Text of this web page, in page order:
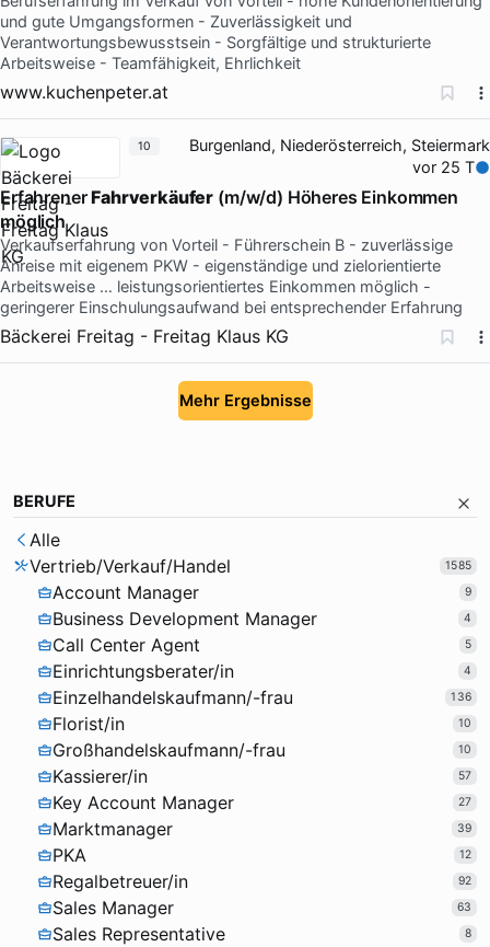
und gute Umgangsformen - Zuverlässigkeit und
Verantwortungsbewusstsein - Sorgfältige und strukturierte
Arbeitsweise - Teamfähigkeit, Ehrlichkeit
www.kuchenpeter.at
Burgenland, Niederösterreich, Steiermark
vor 25 T
ErfahrenerFahrverkäufer (m/w/d) Höheres Einkommen
möglich
Verkaufserfahrung von Vorteil - Führerschein B - zuverlässige
Anreise mit eigenem PKW - eigenständige und zielorientierte
Arbeitsweise … leistungsorientiertes Einkommen möglich -
geringerer Einschulungsaufwand bei entsprechender Erfahrung
Bäckerei Freitag - Freitag Klaus KG
10
Mehr Ergebnisse
BERUFE
Alle
Vertrieb/Verkauf/Handel
1585
Account Manager 9
Business Development Manager 4
Call Center Agent 5
Einrichtungsberater/in 4
Einzelhandelskaufmann/-frau 136
Florist/in 10
Großhandelskaufmann/-frau 10
Kassierer/in 57
Key Account Manager 27
Marktmanager 39
PKA 12
Regalbetreuer/in 92
Sales Manager 63
Sales Representative 8